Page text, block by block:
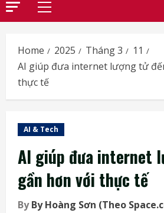
Primary
Home 2025 Tháng 3
11
AI giúp đưa internet lượng tử
thực tế
AI & Tech
AI giúp đưa internet
gần hơn với thực tế
ByBy Hoàng Sơn (Theo